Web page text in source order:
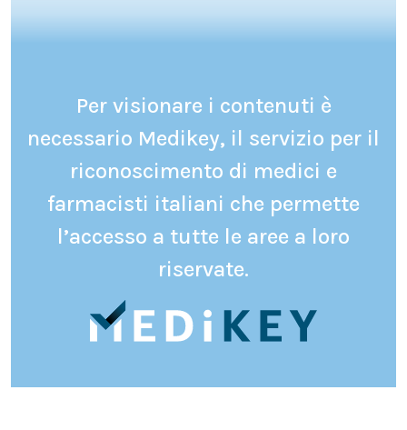
Per visionare i contenuti è
necessario Medikey, il servizio per il
riconoscimento di medici e
farmacisti italiani che permette
l’accesso a tutte le aree a loro
riservate.